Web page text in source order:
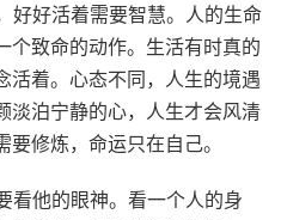
好好活着需要智慧。人的生命
个致命的动作。生活有时真的
活着。心态不同，人生的境遇
淡泊宁静的心，人生才会风清
修炼，命运只在自己。
看他的眼神。看一个人的身